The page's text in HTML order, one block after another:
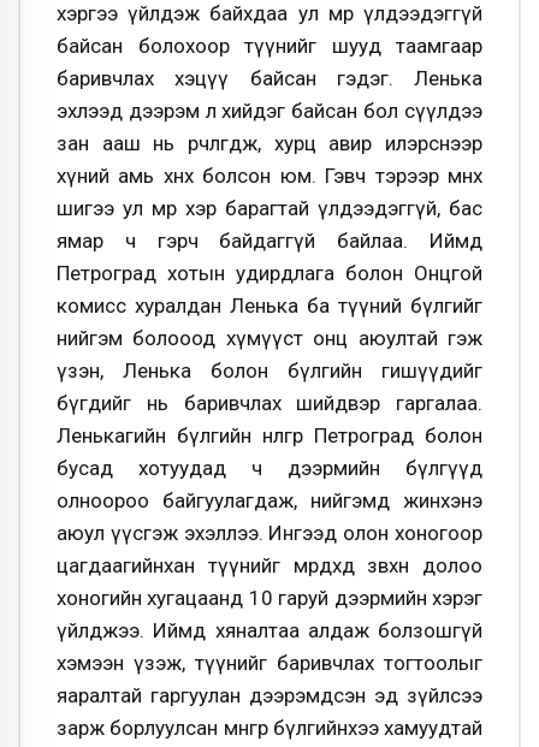
хэргээ үйлдэж байхдаа ул мөр үлдээдэггүй
байсан болохоор түүнийг шууд таамгаар
баривчлах хэцүү байсан гэдэг. Ленька
эхлээд дээрэм л хийдэг байсан бол сүүлдээ
зан ааш нь өөрчлөгдөж, хурц авир илэрснээр
хүний амь хөнөөх болсон юм. Гэвч тэрээр өмнөх
шигээ ул мөрөө хэр барагтай үлдээдэггүй, бас
ямар ч гэрч байдаггүй байлаа. Иймд
Петроград хотын удирдлага болон Онцгой
комисс хуралдан Ленька ба түүний бүлгийг
нийгэм болооод хүмүүст онц аюултай гэж
үзэн, Ленька болон бүлгийн гишүүдийг
бүгдийг нь баривчлах шийдвэр гаргалаа.
Ленькагийн бүлгийн нөлөөгөөр Петроград болон
бусад хотуудад ч дээрмийн бүлгүүд
олноороо байгуулагдаж, нийгэмд жинхэнэ
аюул үүсгэж эхэллээ. Ингээд олон хоногоор
цагдаагийнхан түүнийг мөрдөхөд зөвхөн долоо
хоногийн хугацаанд 10 гаруй дээрмийн хэрэг
үйлджээ. Иймд хяналтаа алдаж болзошгүй
хэмээн үзэж, түүнийг баривчлах тогтоолыг
яаралтай гаргуулан дээрэмдсэн эд зүйлсээ
зарж борлуулсан мөнгөөрөө бүлгийнхээ хамуудтай